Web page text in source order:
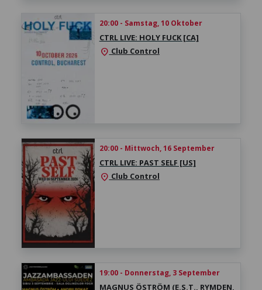
20:00 - Samstag, 10 Oktober
CTRL LIVE: HOLY FUCK [CA]
location_on Club Control
20:00 - Mittwoch, 16 September
CTRL LIVE: PAST SELF [US]
location_on Club Control
19:00 - Donnerstag, 3 September
MAGNUS ÖSTRÖM (E.S.T., RYMDEN,